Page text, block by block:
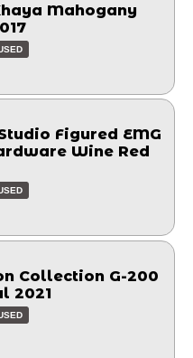
Mahogany
Figured EMG
Wine Red
Collection G-200
2021